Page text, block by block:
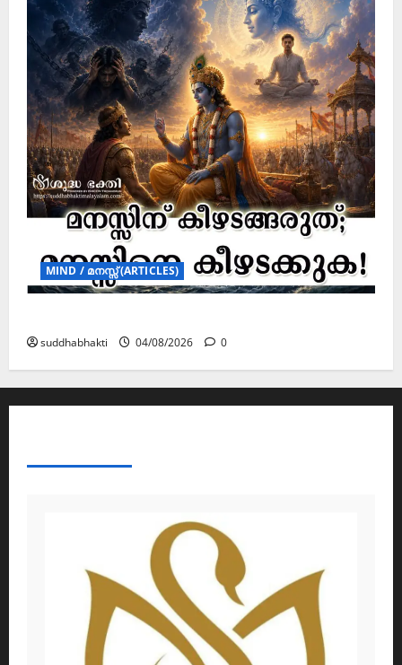
MIND / മനസ്സ് (ARTICLES)
suddhabhakti 04/08/2026 0